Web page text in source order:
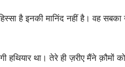
है इनकी मानिंद नहीं है। वह
हथियार था। तेरे ही ज़रीए मैंने क़ौमों